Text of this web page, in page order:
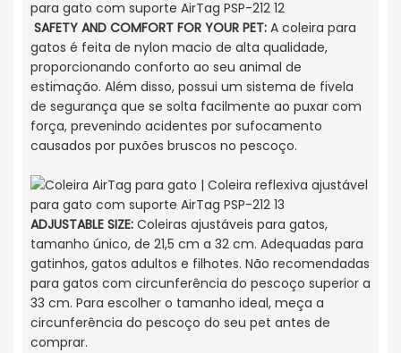
SAFETY AND COMFORT FOR YOUR PET: A coleira para
gatos é feita de nylon macio de alta qualidade,
proporcionando conforto ao seu animal de
estimação. Além disso, possui um sistema de fivela
de segurança que se solta facilmente ao puxar com
força, prevenindo acidentes por sufocamento
causados ​​por puxões bruscos no pescoço.
ADJUSTABLE SIZE: Coleiras ajustáveis ​​para gatos,
tamanho único, de 21,5 cm a 32 cm. Adequadas para
gatinhos, gatos adultos e filhotes. Não recomendadas
para gatos com circunferência do pescoço superior a
33 cm. Para escolher o tamanho ideal, meça a
circunferência do pescoço do seu pet antes de
comprar.